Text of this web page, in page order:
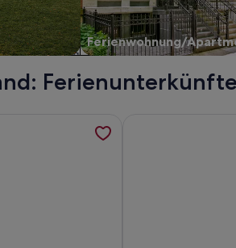
Ferienwohnung/